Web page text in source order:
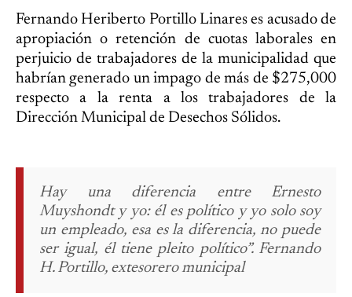
Fernando Heriberto Portillo Linares es acusado de
apropiación o retención de cuotas laborales en
perjuicio de trabajadores de la municipalidad que
habrían generado un impago de más de $275,000
respecto a la renta a los trabajadores de la
Dirección Municipal de Desechos Sólidos.
Hay una diferencia entre Ernesto
Muyshondt y yo: él es político y yo solo soy
un empleado, esa es la diferencia, no puede
ser igual, él tiene pleito político”. Fernando
H. Portillo, extesorero municipal